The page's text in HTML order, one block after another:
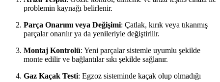
problemin kaynağı belirlenir.
Parça Onarımı veya Değişimi: Çatlak, kırık veya tıkanmış
parçalar onarılır ya da yenileriyle değiştirilir.
Montaj Kontrolü: Yeni parçalar sistemle uyumlu şekilde
monte edilir ve bağlantılar sıkı şekilde sağlanır.
Gaz Kaçak Testi: Egzoz sisteminde kaçak olup olmadığı